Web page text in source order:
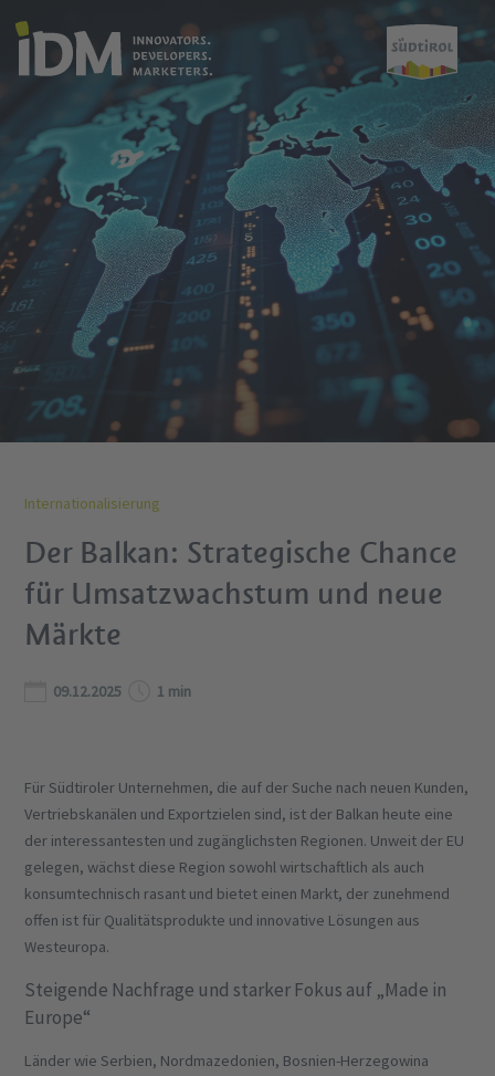
Internationalisierung
Der Balkan: Strategische Chance
für Umsatzwachstum und neue
Märkte
09.12.2025 1 min
Für Südtiroler Unternehmen, die auf der Suche nach neuen Kunden,
Vertriebskanälen und Exportzielen sind, ist der Balkan heute eine
der interessantesten und zugänglichsten Regionen. Unweit der EU
gelegen, wächst diese Region sowohl wirtschaftlich als auch
konsumtechnisch rasant und bietet einen Markt, der zunehmend
offen ist für Qualitätsprodukte und innovative Lösungen aus
Westeuropa.
Steigende Nachfrage und starker Fokus auf „Made in
Europe“
Länder wie Serbien, Nordmazedonien, Bosnien-Herzegowina